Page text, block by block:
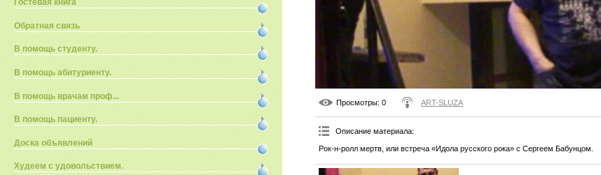
Гостевая книга
Обратная связь
В помощь студенту.
В помощь абитуриенту.
В помощь врачам проф...
В помощь пациенту.
Доска объявлений
Худеем с удовольствием.
Просмотры: 0 ART-SLUZA
Описание материала:
Рок-н-ролл мертв, или встреча «Идола русского рока» с Сергеем Бабунцом.